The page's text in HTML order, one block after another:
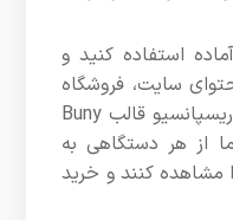
استفاده کنید و
سایت، فروشگاه
خود را راه‌اندازی کنید. طراحی ریسپانسیو قالب Buny
از هر دستگاهی به
مشاهده کنند و خرید